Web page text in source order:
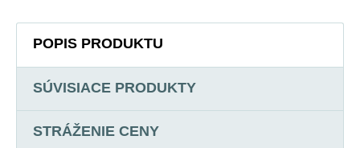
POPIS PRODUKTU
SÚVISIACE PRODUKTY
STRÁŽENIE CENY